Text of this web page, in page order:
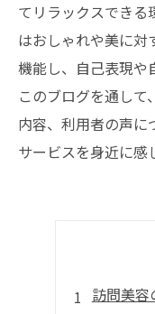
てリラックスできる
はおしゃれや美に対
機能し、自己表現や
このブログを通し
内容、利用者の声に
サービスを身近に感
訪問美